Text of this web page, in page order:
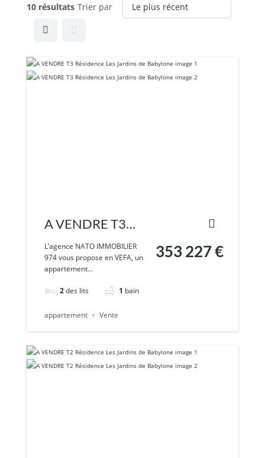
10 résultats Trier par
A VENDRE T3
Résidence
Les Jardins de
Babylone
L’agence NATO IMMOBILIER
974 vous propose en VEFA, un
appartement...
2des lits 1 bain
353 227 €
appartement Vente